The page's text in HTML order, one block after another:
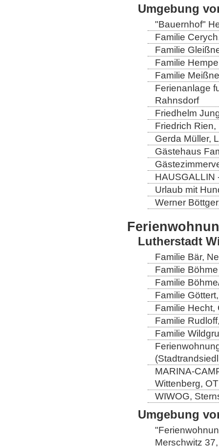
Umgebung
"Bauernhof"
Familie
Familie
Familie
Familie
Ferienanlage
Rahnsdorf
Friedhelm
Friedrich
Gerda Müller,
Gästehaus
HAUSGALLIN
Urlaub mit
Werner
Lutherstadt
Familie Bär,
Familie
Familie
Familie
Familie Hecht,
Familie
Familie
MARINA-
Wittenberg,
WIWOG,
Umgebung
Merschwitz